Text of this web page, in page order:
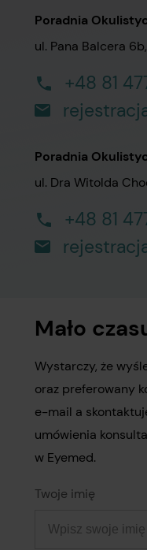
Poradnia
ul. Pana Balcera
+48 81
Poradnia
ul. Dra Witolda
+48 81
Mało
Wystarczy, że
oraz preferowany
e-mail a
umówienia
w Eyemed.
Twoje imię